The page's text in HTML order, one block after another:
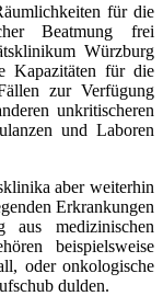
für die
Beatmung frei
Würzburg
Kapazitäten für die
zur Verfügung
unkritischeren
und Laboren
aber weiterhin
Erkrankungen
aus medizinischen
beispielsweise
oder onkologische
dulden.